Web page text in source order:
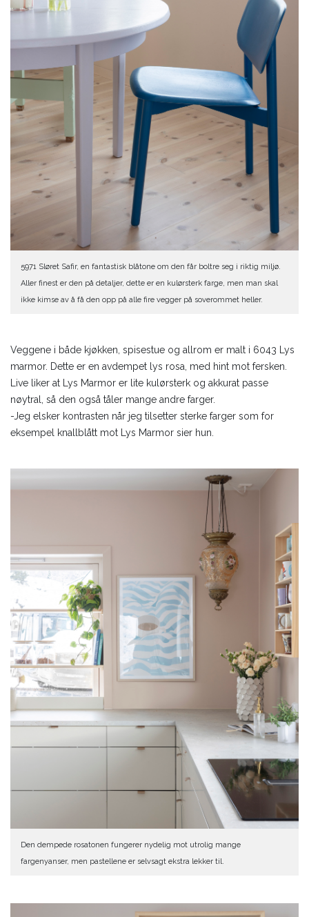
5971 Sløret Safir, en fantastisk blåtone om den får boltre seg i riktig miljø.
Aller finest er den på detaljer, dette er en kulørsterk farge, men man skal
ikke kimse av å få den opp på alle fire vegger på soverommet heller.
Veggene i både kjøkken, spisestue og allrom er malt i 6043 Lys
marmor. Dette er en avdempet lys rosa, med hint mot fersken.
Live liker at Lys Marmor er lite kulørsterk og akkurat passe
nøytral, så den også tåler mange andre farger.
-Jeg elsker kontrasten når jeg tilsetter sterke farger som for
eksempel knallblått mot Lys Marmor sier hun.
Den dempede rosatonen fungerer nydelig mot utrolig mange
fargenyanser, men pastellene er selvsagt ekstra lekker til.